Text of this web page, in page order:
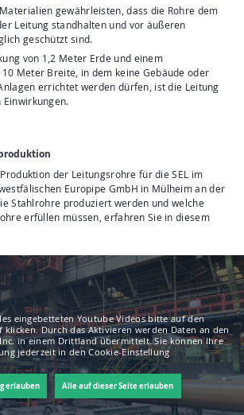
gewährleisten, dass die Rohre dem
Leitung standhalten und vor äußeren
geschützt sind.
von 1,2 Meter Erde und einem
Meter Breite, in dem keine Gebäude oder
errichtet werden dürfen, ist die Leitung
der Leitungsrohre für die SEL im
Europipe GmbH in Mülheim an der
Stahlrohre produziert werden und welche
erfüllen müssen, erfahren Sie in diesem
eingebetteten Youtube Videos bitte auf den
klicken. Durch das Aktivieren werden Daten an den
in einem Drittland übermittelt. Sie können Ihre
jederzeit in den Cookie-Einstellung
erlauben Alle auf dieser Seite erlauben